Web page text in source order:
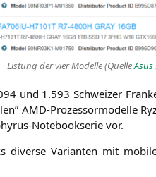
Lis­tung der vier Model­le (Quel­le
und 1.593 Schwei­zer
AMD-Pro­zes­sor­mo­del­le
Note­book­se­rie vor.
diver­se Vari­an­ten mit